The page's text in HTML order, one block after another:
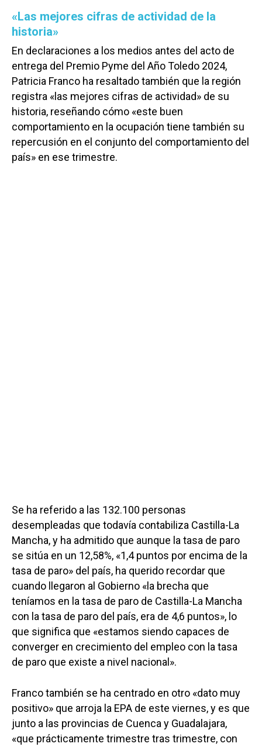
«Las mejores cifras de actividad de la
historia»
En declaraciones a los medios antes del acto de
entrega del Premio Pyme del Año Toledo 2024,
Patricia Franco ha resaltado también que la región
registra «las mejores cifras de actividad» de su
historia, reseñando cómo «este buen
comportamiento en la ocupación tiene también su
repercusión en el conjunto del comportamiento del
país» en ese trimestre.
Se ha referido a las 132.100 personas
desempleadas que todavía contabiliza Castilla-La
Mancha, y ha admitido que aunque la tasa de paro
se sitúa en un 12,58%, «1,4 puntos por encima de la
tasa de paro» del país, ha querido recordar que
cuando llegaron al Gobierno «la brecha que
teníamos en la tasa de paro de Castilla-La Mancha
con la tasa de paro del país, era de 4,6 puntos», lo
que significa que «estamos siendo capaces de
converger en crecimiento del empleo con la tasa
de paro que existe a nivel nacional».
Franco también se ha centrado en otro «dato muy
positivo» que arroja la EPA de este viernes, y es que
junto a las provincias de Cuenca y Guadalajara,
«que prácticamente trimestre tras trimestre, con